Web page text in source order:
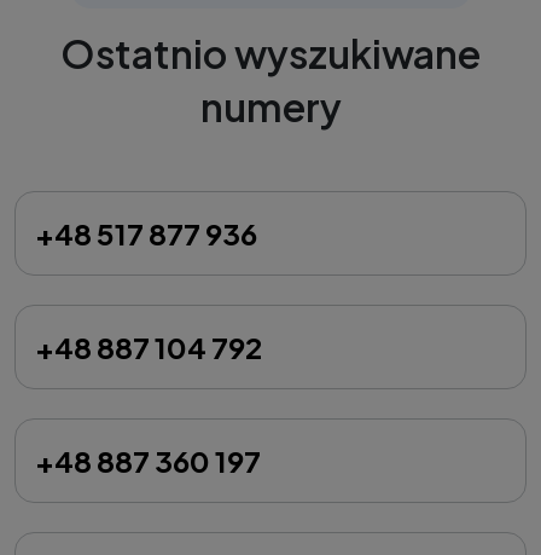
Ostatnio wyszukiwane
numery
+48 517 877 936
+48 887 104 792
+48 887 360 197